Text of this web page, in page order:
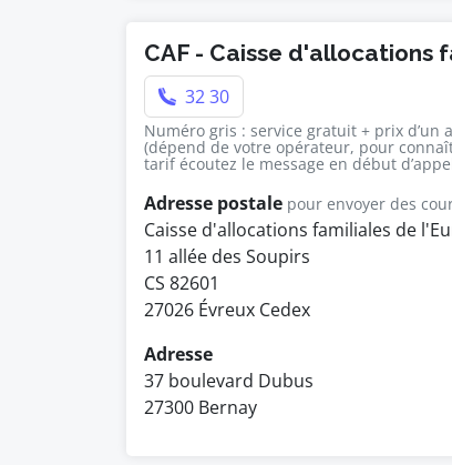
CAF - Caisse d'allocations
32 30
Numéro gris : service gratuit + prix d’un
(dépend de votre opérateur, pour
tarif écoutez le message en début
Adresse postale pour envoyer des
Caisse d'allocations familiales de
11 allée des Soupirs
CS 82601
27026 Évreux Cedex
Adresse
37 boulevard Dubus
27300 Bernay